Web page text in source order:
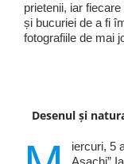
prietenii, iar
și bucuriei de a fi
fotografiile de mai
Desenul și
iercuri, 5